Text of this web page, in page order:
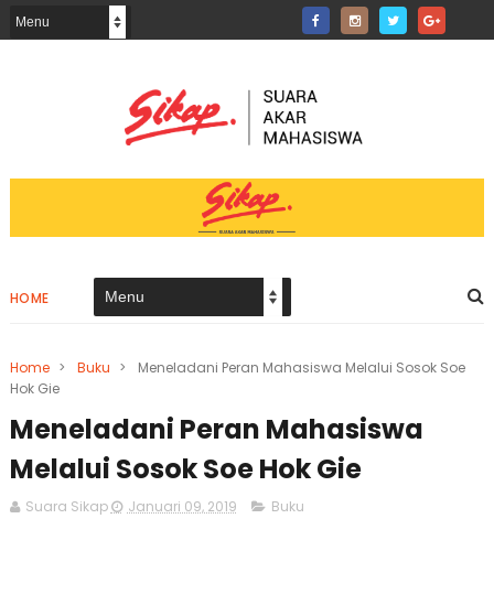
HOME
Home > Buku >
Meneladani Peran Mahasiswa Melalui Sosok Soe
Hok Gie
Meneladani Peran Mahasiswa
Melalui Sosok Soe Hok Gie
Suara Sikap Januari 09, 2019 Buku